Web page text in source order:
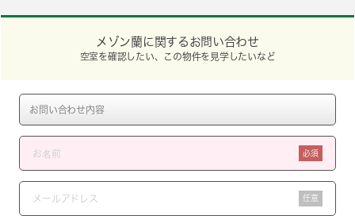
メゾン蘭に関するお問い合わせ
空室を確認したい、この物件を見学したいなど
必須
任意